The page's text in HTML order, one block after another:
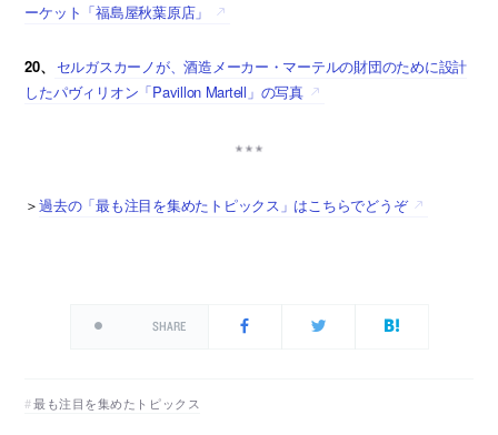
ーケット「福島屋秋葉原店」
20、
セルガスカーノが、酒造メーカー・マーテルの財団のために設計
したパヴィリオン「Pavillon Martell」の写真
＞過去の「最も注目を集めたトピックス」はこちらでどうぞ
SHARE
最も注目を集めたトピックス